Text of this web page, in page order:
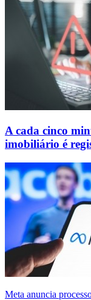
A cada cinco
imobiliário é
Meta anuncia